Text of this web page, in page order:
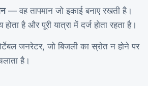
— वह तापमान जो इकाई बनाए रखती है।
है और पूरी यात्रा में दर्ज होता रहता है।
जनरेटर, जो बिजली का स्रोत न होने पर
है।